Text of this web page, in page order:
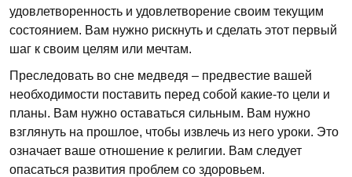
удовлетворенность и удовлетворение своим текущим
состоянием. Вам нужно рискнуть и сделать этот первый
шаг к своим целям или мечтам.
Преследовать во сне медведя – предвестие вашей
необходимости поставить перед собой какие-то цели и
планы. Вам нужно оставаться сильным. Вам нужно
взглянуть на прошлое, чтобы извлечь из него уроки. Это
означает ваше отношение к религии. Вам следует
опасаться развития проблем со здоровьем.